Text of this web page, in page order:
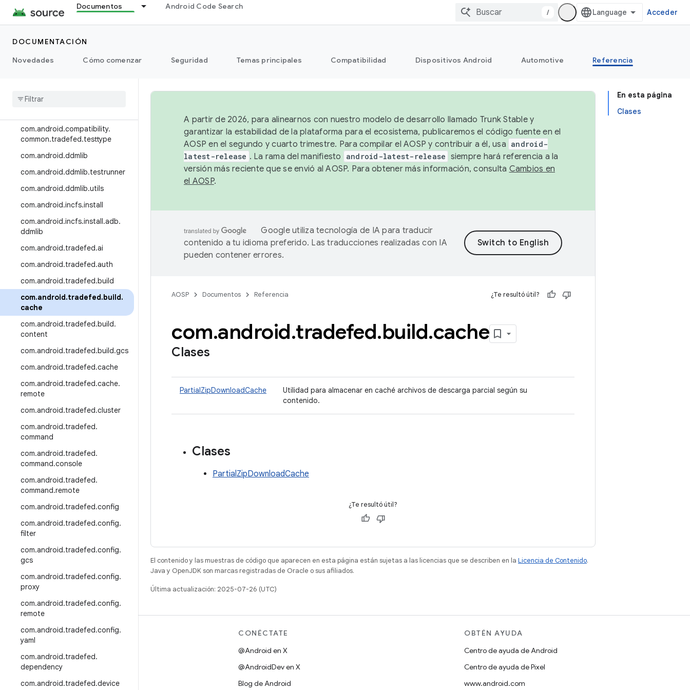
Documentos Android Code Search
/ Acceder
DOCUMENTACIÓN
Novedades
Cómo comenzar Seguridad Temas principales Compatibilidad Dispositivos Android Automotive Referencia
Class Index
com.android.compatibility.
common.tradefed.testtype
com.android.ddmlib
com.android.ddmlib.testrunner
com.android.ddmlib.utils
com.android.incfs.install
com.android.incfs.install.adb.
ddmlib
com.android.tradefed.ai
com.android.tradefed.auth
com.android.tradefed.build
com.android.tradefed.build.
cache
com.android.tradefed.build.
content
com.android.tradefed.build.gcs
com.android.tradefed.cache
com.android.tradefed.cache.
remote
com.android.tradefed.cluster
com.android.tradefed.
command
com.android.tradefed.
command.console
com.android.tradefed.
command.remote
com.android.tradefed.config
com.android.tradefed.config.
filter
com.android.tradefed.config.
gcs
com.android.tradefed.config.
proxy
com.android.tradefed.config.
remote
com.android.tradefed.config.
yaml
com.android.tradefed.
dependency
com.android.tradefed.device
En esta página
Clases
A partir de 2026, para alinearnos con nuestro modelo de desarrollo llamado Trunk Stable y
garantizar la estabilidad de la plataforma para el ecosistema, publicaremos el código fuente en el
AOSP en el segundo y cuarto trimestre. Para compilar el AOSP y contribuir a él, usa android-
latest-release . La rama del manifiesto android-latest-release siempre hará referencia a la
versión más reciente que se envió al AOSP. Para obtener más información, consulta Cambios en
el AOSP.
Google utiliza tecnología de IA para traducir
contenido a tu idioma preferido. Las traducciones realizadas con IA
pueden contener errores.
AOSP Documentos Referencia ¿Te resultó útil?
com.android.tradefed.build.cache
Clases
PartialZipDownloadCache
Utilidad para almacenar en caché archivos de descarga parcial según su
contenido.
Clases
PartialZipDownloadCache
¿Te resultó útil?
El contenido y las muestras de código que aparecen en esta página están sujetas a las licencias que se describen en la Licencia de Contenido.
Java y OpenJDK son marcas registradas de Oracle o sus afiliados.
Última actualización: 2025-07-26 (UTC)
COMPILACIÓN
Requisitos
Descarga
CONÉCTATE
@Android en X
@AndroidDev en X
Blog de Android
OBTÉN AYUDA
Centro de ayuda de Android
Centro de ayuda de Pixel
www.android.com